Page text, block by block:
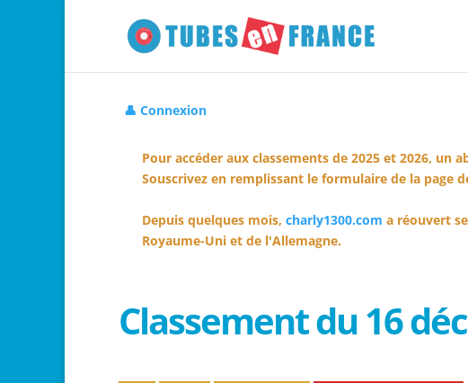
👤 Connexion
Pour accéder aux classements de 2025 et 2026, un
Souscrivez en remplissant le formulaire de la page
Depuis quelques mois, charly1300.com a réouvert
Royaume-Uni et de l'Allemagne.
Classement du 16